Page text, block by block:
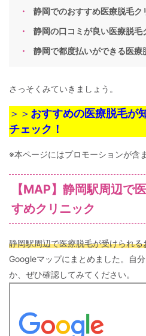
静岡でのおすすめ医療脱毛ク
静岡の口コミが良い医療脱毛
静岡で都度払いができる医療
さっそくみていきましょう。
＞＞ おすすめの医療脱毛が
チェック！
※本ページにはプロモーションが含
【MAP】静岡駅周辺で
すめクリニック
静岡駅周辺で医療脱毛が受けられ
Googleマップにまとめました。自
か、ぜひ確認してみてください。